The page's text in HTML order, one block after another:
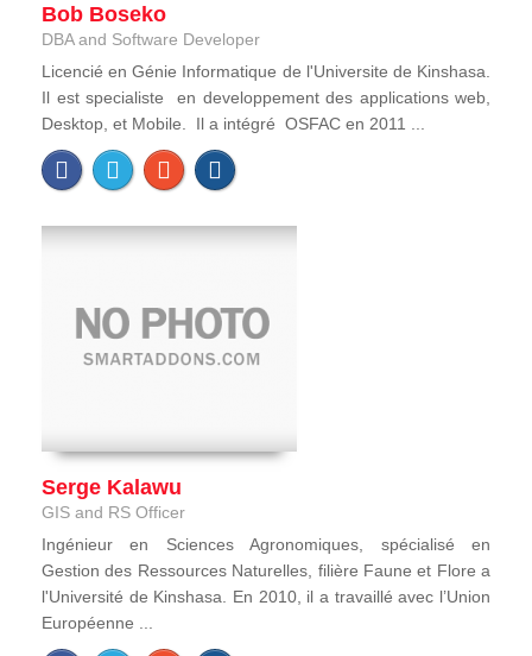
Bob Boseko
DBA and Software Developer
Licencié en Génie Informatique de l'Universite de Kinshasa.
Il est specialiste en developpement des applications web,
Desktop, et Mobile. Il a intégré OSFAC en 2011 ...
Serge Kalawu
GIS and RS Officer
Ingénieur en Sciences Agronomiques, spécialisé en
Gestion des Ressources Naturelles, filière Faune et Flore a
l'Université de Kinshasa. En 2010, il a travaillé avec l’Union
Européenne ...